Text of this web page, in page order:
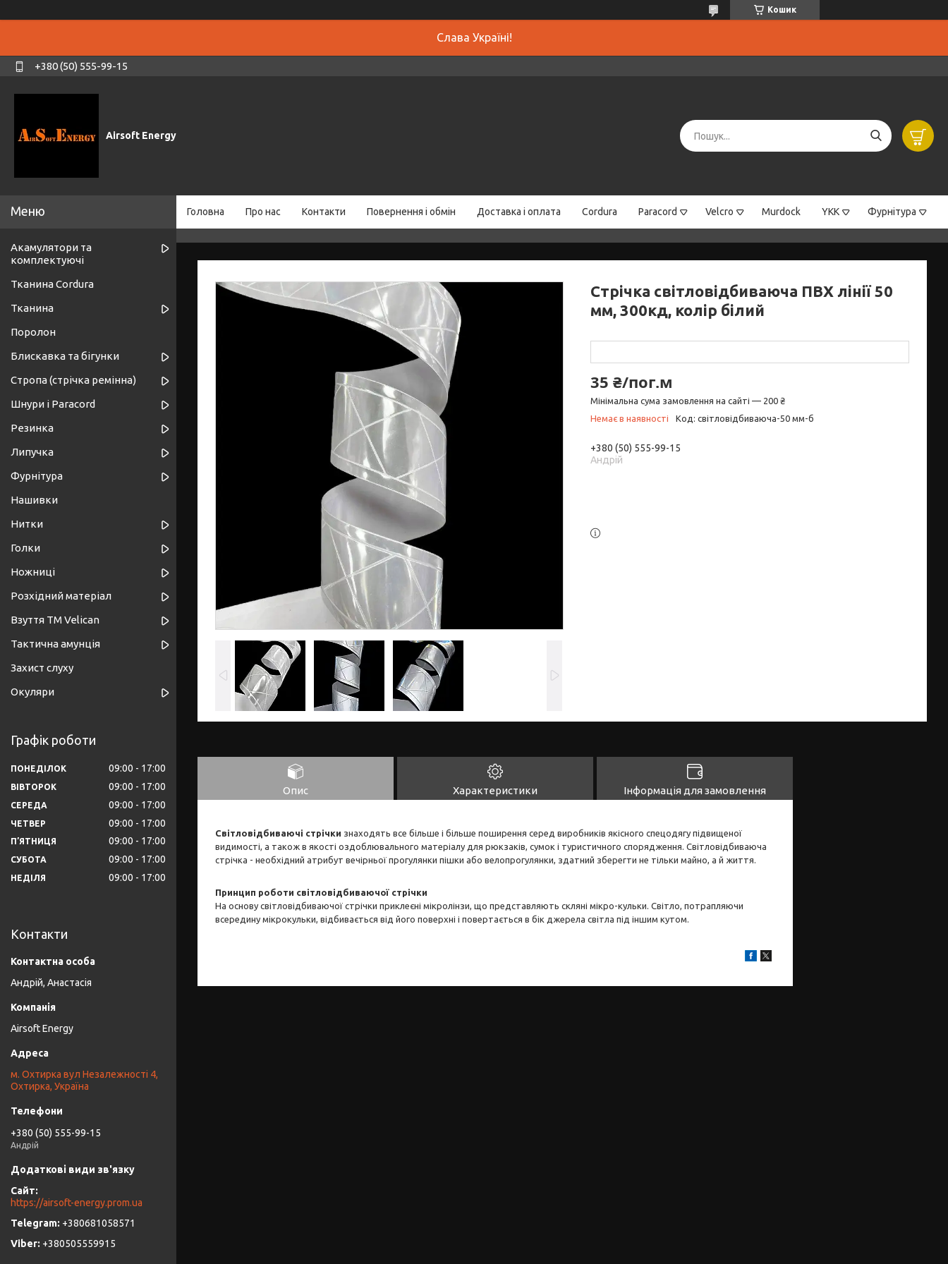
Кошик
Слава Україні!
+380 (50) 555-99-15
Airsoft Energy
Головна Про нас Контакти Повернення і обмін Доставка і оплата Cordura Paracord Velcro Murdock YKK Фурнітура
Стрічка світловідбиваюча ПВХ лінії 50
мм, 300кд, колір білий
35 ₴/пог.м
Мінімальна сума замовлення на сайті — 200 ₴
Немає в наявності
Код: світловідбиваюча-50 мм-б
+380 (50) 555-99-15
Андрій
Опис Характеристики Інформація для замовлення
Світловідбиваючі стрічки знаходять все більше і більше поширення серед виробників якісного спецодягу підвищеної
видимості, а також в якості оздоблювального матеріалу для рюкзаків, сумок і туристичного спорядження. Світловідбиваюча
стрічка - необхідний атрибут вечірньої прогулянки пішки або велопрогулянки, здатний зберегти не тільки майно, а й життя.
Принцип роботи світловідбиваючої стрічки
На основу світловідбиваючої стрічки приклеєні мікролінзи, що представляють скляні мікро-кульки. Світло, потрапляючи
всередину мікрокульки, відбивається від його поверхні і повертається в бік джерела світла під іншим кутом.
Акамулятори та
комплектуючі
Тканина Cordura
Тканина
Поролон
Блискавка та бігунки
Стропа (стрічка ремінна)
Шнури і Paracord
Резинка
Липучка
Фурнітура
Нашивки
Нитки
Голки
Ножниці
Розхідний матеріал
Взуття ТМ Velican
Тактична амунція
Захист слуху
Окуляри
Графік роботи
ПОНЕДІЛОК 09:00 17:00
ВІВТОРОК 09:00 17:00
СЕРЕДА 09:00 17:00
ЧЕТВЕР 09:00 17:00
ПʼЯТНИЦЯ 09:00 17:00
СУБОТА 09:00 17:00
НЕДІЛЯ 09:00 17:00
Контакти
Андрій, Анастасія
Airsoft Energy
м. Охтирка вул Незалежності 4,
Охтирка, Україна
+380 (50) 555-99-15
Андрій
https://airsoft-energy.prom.ua
+380681058571
+380505559915